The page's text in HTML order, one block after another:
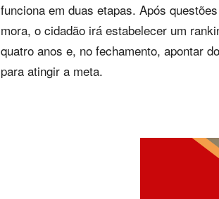
funciona em duas etapas. Após
mora, o cidadão irá estabelecer um
quatro anos e, no fechamento, apontar
para atingir a meta.